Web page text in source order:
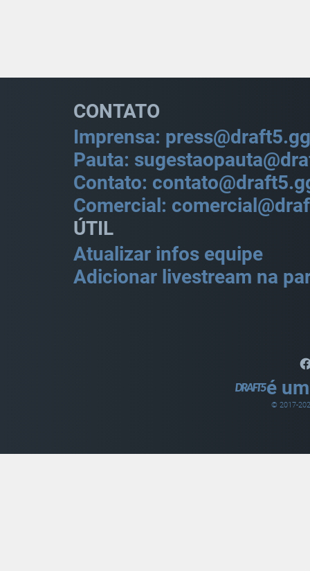
CONTATO
Imprensa: press@draft5.gg
Pauta:
Contato:
Comercial:
ÚTIL
Atualizar infos equipe
Adicionar livestream na
é
© 2017-